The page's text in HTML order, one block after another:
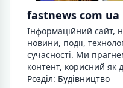
fastnews com ua
Інформаційний сайт,
новини, події,
сучасності. Ми
контент, корисний як
Розділ: Будівництво